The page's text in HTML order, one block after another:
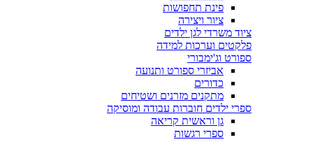
פינת תחפושות
ציור ויצירה
ציוד משרדי לגן ילדים
פלקטים וערכות למידה
ספורט וג'ימבורי
אביזרי ספורט ותנועה
כדורים
מתקנים מזרנים ושטיחים
ספרי ילדים חוברות עבודה ומוסיקה
גן וראשית קריאה
ספרי רגשות